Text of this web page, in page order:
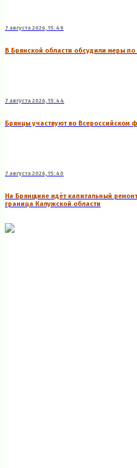
7 августа 2026, 15:49
В Брянской области обсудили меры
7 августа 2026, 15:44
Брянцы участвуют во Всероссийском
7 августа 2026, 15:40
На Брянщине идёт капитальный
граница Калужской области